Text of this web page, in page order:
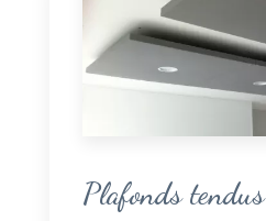
Plafonds tendus